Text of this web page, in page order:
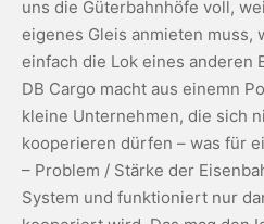
uns die Güterbahnhöfe voll,
eigenes Gleis anmieten muss,
einfach die Lok eines anderen
DB Cargo macht aus einemn
kleine Unternehmen, die sich
kooperieren dürfen – was für
– Problem / Stärke der
System und funktioniert nur